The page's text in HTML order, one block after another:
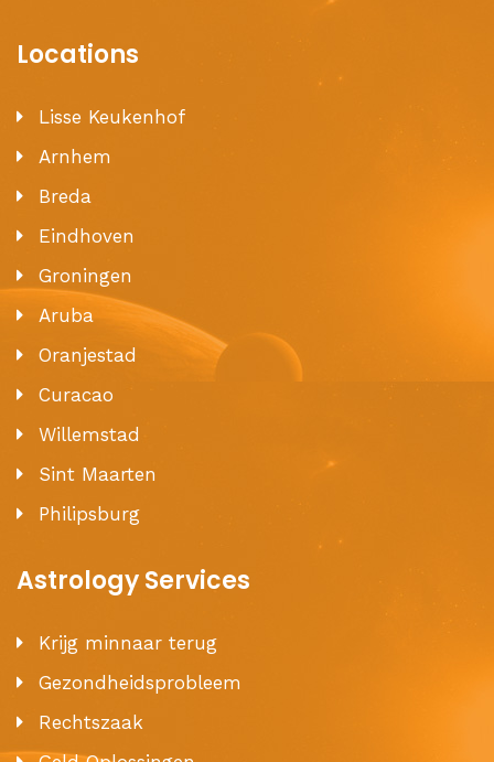
Locations
Lisse Keukenhof
Arnhem
Breda
Eindhoven
Groningen
Aruba
Oranjestad
Curacao
Willemstad
Sint Maarten
Philipsburg
Astrology Services
Krijg minnaar terug
Gezondheidsprobleem
Rechtszaak